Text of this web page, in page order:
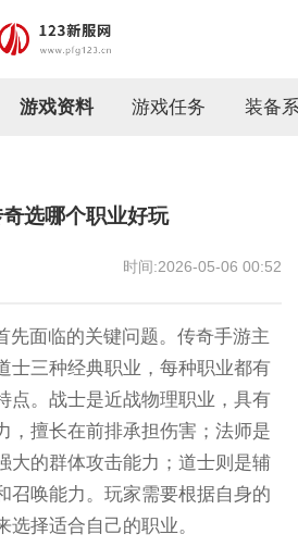
游戏资料 游戏任务 装备
选哪个职业好玩
时间:2026-05-06 00:52
先面临的关键问题。传奇手游主
士三种经典职业，每种职业都有
点。战士是近战物理职业，具有
，擅长在前排承担伤害；法师是
大的群体攻击能力；道士则是辅
召唤能力。玩家需要根据自身的
择适合自己的职业。